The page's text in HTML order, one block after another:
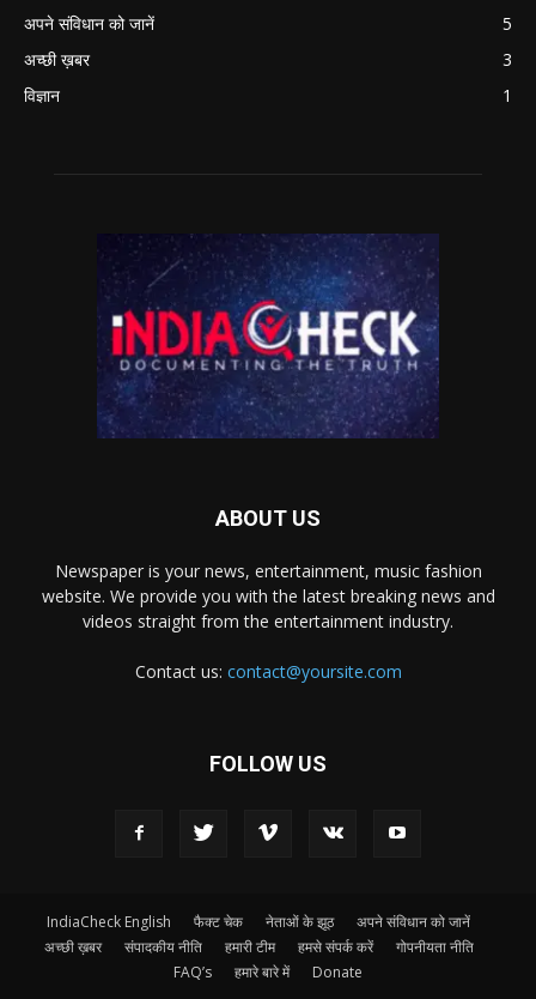
अपने संविधान को जानें
5
अच्छी ख़बर
3
विज्ञान
1
ABOUT US
Newspaper is your news, entertainment, music fashion
website. We provide you with the latest breaking news and
videos straight from the entertainment industry.
Contact us: contact@yoursite.com
FOLLOW US
IndiaCheck English फैक्ट चेक नेताओं के झूठ
अपने संविधान को जानें
अच्छी ख़बर
संपादकीय नीति हमारी टीम हमसे संपर्क करें
गोपनीयता नीति
FAQ’s
हमारे बारे में Donate